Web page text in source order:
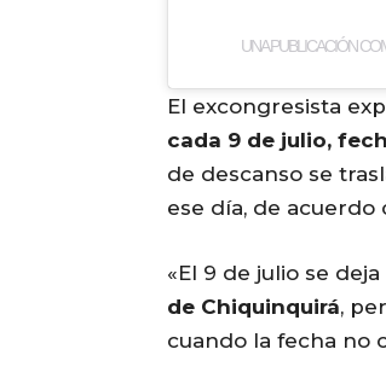
UNA PUBLICACIÓN
El excongresista
cada 9 de julio,
de descanso se
ese día, de
«El 9 de julio se
de Chiquinquirá,
cuando la fecha no